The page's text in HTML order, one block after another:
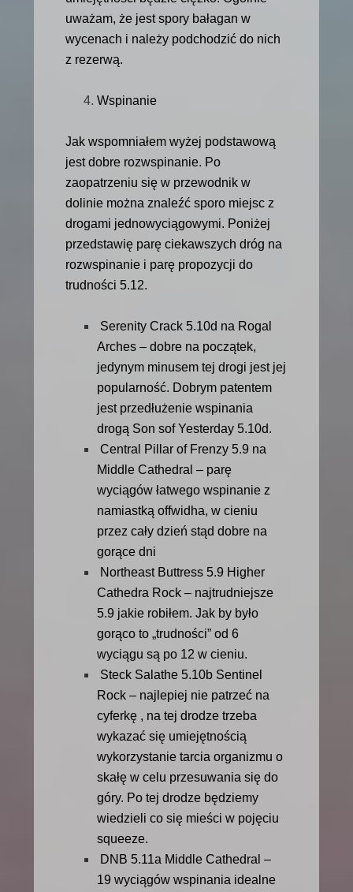
uważam, że jest spory bałagan w
wycenach i należy podchodzić do nich
z rezerwą.
Wspinanie
Jak wspomniałem wyżej podstawową
jest dobre rozwspinanie. Po
zaopatrzeniu się w przewodnik w
dolinie można znaleźć sporo miejsc z
drogami jednowyciągowymi. Poniżej
przedstawię parę ciekawszych dróg na
rozwspinanie i parę propozycji do
trudności 5.12.
Serenity Crack 5.10d na Rogal
Arches – dobre na początek,
jedynym minusem tej drogi jest jej
popularność. Dobrym patentem
jest przedłużenie wspinania
drogą Son sof Yesterday 5.10d.
Central Pillar of Frenzy 5.9 na
Middle Cathedral – parę
wyciągów łatwego wspinanie z
namiastką offwidha, w cieniu
przez cały dzień stąd dobre na
gorące dni
Northeast Buttress 5.9 Higher
Cathedra Rock – najtrudniejsze
5.9 jakie robiłem. Jak by było
gorąco to „trudności” od 6
wyciągu są po 12 w cieniu.
Steck Salathe 5.10b Sentinel
Rock – najlepiej nie patrzeć na
cyferkę , na tej drodze trzeba
wykazać się umiejętnością
wykorzystanie tarcia organizmu o
skałę w celu przesuwania się do
góry. Po tej drodze będziemy
wiedzieli co się mieści w pojęciu
squeeze.
DNB 5.11a Middle Cathedral –
19 wyciągów wspinania idealne